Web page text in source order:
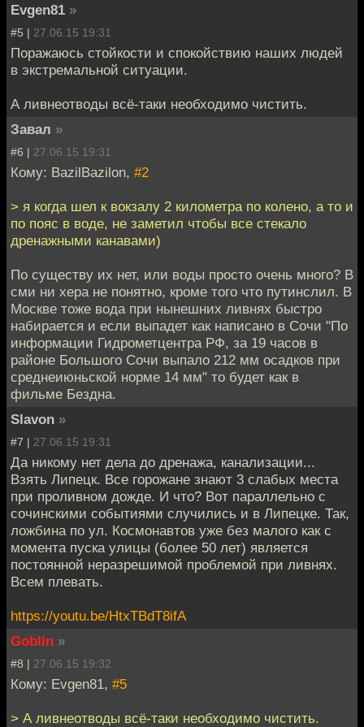
Evgen81 »
#5 | 27.06.15 19:31
Поражаюсь стойкости и спокойствию наших людей
в экстремальной ситуации.
А ливнеотводы всё-таки необходимо чистить.
Завал »
#6 | 27.06.15 19:31
Кому: BazilBazilon, #2
> я когда шел к вокзалу 2 километра по колено, а то и
по пояс в воде, не заметил чтобы все стекало
дренажными канавами)
По существу их нет, или воды просто очень много? В
сми ни хера не понятно, кроме того что путинслил. В
Москве тоже вода при нынешних ливнях быстро
набирается и если выпадет как написано в Сочи "По
информации Гидрометцентра РФ, за 19 часов в
районе Большого Сочи выпало 212 мм осадков при
среднеиюньской норме 14 мм" то будет как в
фильме Бездна.
Slavon »
#7 | 27.06.15 19:31
Да никому нет дела до дренажа, канализации...
Взять Липецк. Все горожане знают 3 слабых места
при проливном дожде. И что? Вот параллельно с
сочинскими событиями случились и в Липецке. Так,
ложбина по ул. Космонавтов уже без малого как с
момента пуска улицы (более 50 лет) является
постоянной неразрешимой проблемой при ливнях.
Всем плевать.
https://youtu.be/HtxTBdT8ifA
Goblin »
#8 | 27.06.15 19:32
Кому: Evgen81, #5
> А ливнеотводы всё-таки необходимо чистить.